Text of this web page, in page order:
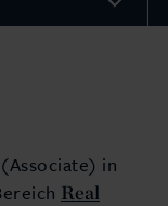
in
Real